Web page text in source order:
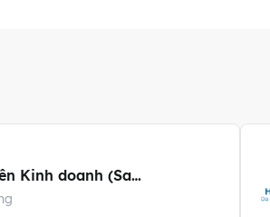
Nhân viên Kinh doanh (Sales Executive)